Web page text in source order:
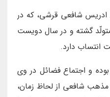
شافعى قرشى، كه در
گشته و در سال دويست
انتساب دارد.
و اجتماع فضائل در وى
شافعى از لحاظ زمان،